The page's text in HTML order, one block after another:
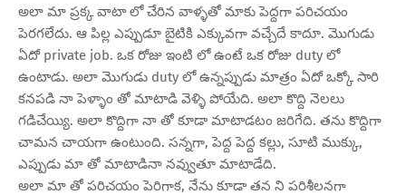
అలా మా ప్రక్క వాటా లో చేరిన వాళ్ళతో మాకు పెద్దగా పరిచయం
పెరగలేదు. ఆ పిల్ల ఎప్పుడూ బైటికి ఎక్కువగా వచ్చేదే కాదూ. మొగుడు
ఏదో private job. ఒక రోజు ఇంటి లో ఉంటే ఒక రోజు duty లో
ఉంటాడు. అలా మొగుడు duty లో ఉన్నప్పుడు మాత్రం ఏదో ఒక్కో సారి
కనపడి నా పెళ్ళాం తో మాటాడి వెళ్ళి పోయేది. అలా కొద్ది నెలలు
గడిచేయ్యి. అలా కొద్దిగా నా తో కూడా మాటాడటం జరిగేది. తను కొద్దిగా
చామన చాయగా ఉంటుంది. సన్నగా, పెద్ద పెద్ద కల్లు, సూటి ముక్కు,
ఎప్పుడు మా తో మాటాడినా నవ్వుతూ మాటాడేది.
అలా మా తో పరిచయం పెరిగాక, నేను కూడా తన ని పరిశీలనగా